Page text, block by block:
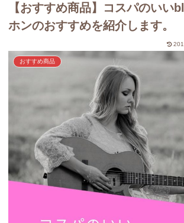
【おすすめ商品】コスパのいい
ホンのおすすめを紹介します。
おすすめ商品